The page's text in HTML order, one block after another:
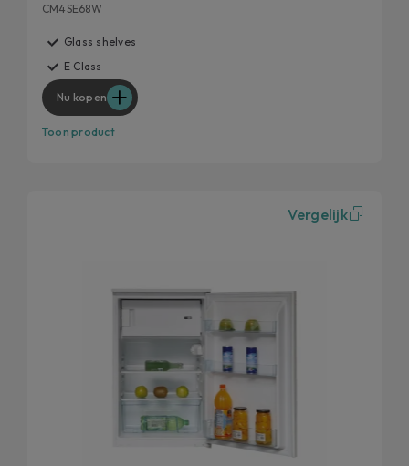
CM4SE68W
Glass shelves
E Class
Nu kopen
Toon product
Vergelijk